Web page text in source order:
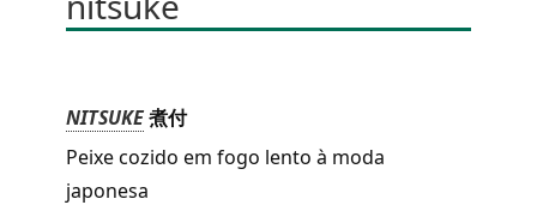
NITSUKE煮付
Peixe cozido em fogo lento à moda
japonesa